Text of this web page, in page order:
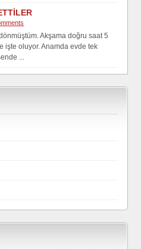
Akşama doğru saat 5
işte oluyor. Anamda evde tek
...